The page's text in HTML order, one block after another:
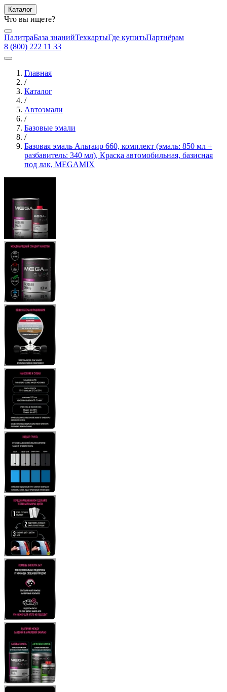
Каталог
Что вы ищете?
ПалитраБаза знанийТехкартыГде купитьПартнёрам
8 (800) 222 11 33
Главная
/
Каталог
/
Автоэмали
/
Базовые эмали
/
Базовая эмаль Альтаир 660, комплект (эмаль: 850 мл +
разбавитель: 340 мл), Краска автомобильная, базисная
под лак, MEGAMIX